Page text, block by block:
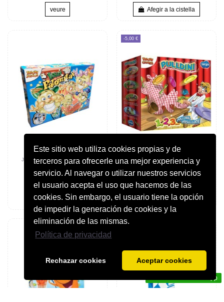
Este sitio web utiliza cookies propias y de
terceros para ofrecerle una mejor experiencia y
servicio. Al navegar o utilizar nuestros servicios
el usuario acepta el uso que hacemos de las
cookies. Sin embargo, el usuario tiene la opción
de impedir la generación de cookies y la
eliminación de las mismas.
Política de privacidad
Rechazar cookies Aceptar cookies
veure Afegir a la cistella
JOCS DE TAULA I EDUCATIUS
JOC DE TAULA LOCAS
PALOMITAS. BIZAK.
17,99 €
Afegir a la cistella
-5,00 €
JOCS DE TAULA I EDUCATIUS
OC DE TAULA PULLDINI. BIZAK.
14,99 €19,99 €
Afegir a la cistella
Contact us via WhatsApp